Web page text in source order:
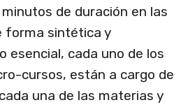
de duración en las
forma sintética y
esencial, cada uno de los
cursos, están a cargo de
una de las materias y